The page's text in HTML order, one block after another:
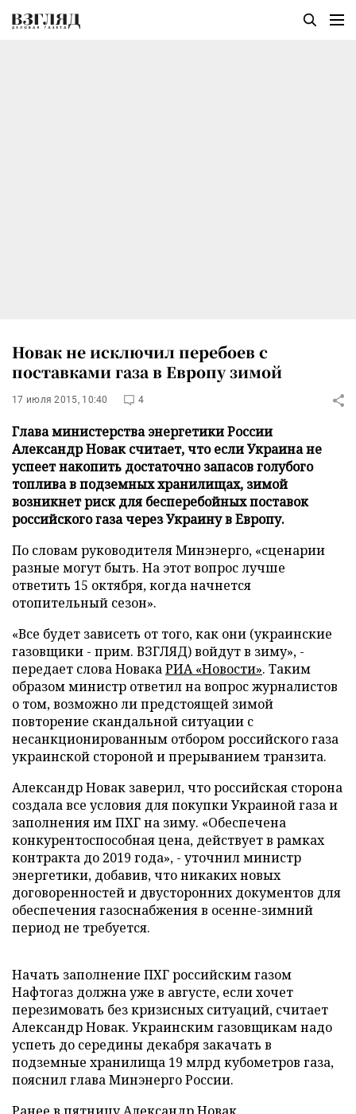
Новак не исключил перебоев с
поставками газа в Европу зимой
17 июля 2015, 10:40 4
Глава министерства энергетики России
Александр Новак считает, что если Украина не
успеет накопить достаточно запасов голубого
топлива в подземных хранилищах, зимой
возникнет риск для бесперебойных поставок
российского газа через Украину в Европу.
По словам руководителя Минэнерго, «сценарии
разные могут быть. На этот вопрос лучше
ответить 15 октября, когда начнется
отопительный сезон».
«Все будет зависеть от того, как они (украинские
газовщики - прим. ВЗГЛЯД) войдут в зиму», -
передает слова НовакаРИА «Новости». Таким
образом министр ответил на вопрос журналистов
о том, возможно ли предстоящей зимой
повторение скандальной ситуации с
несанкционированным отбором российского газа
украинской стороной и прерыванием транзита.
Александр Новак заверил, что российская сторона
создала все условия для покупки Украиной газа и
заполнения им ПХГ на зиму. «Обеспечена
конкурентоспособная цена, действует в рамках
контракта до 2019 года», - уточнил министр
энергетики, добавив, что никаких новых
договоренностей и двусторонних документов для
обеспечения газоснабжения в осенне-зимний
период не требуется.
Начать заполнение ПХГ российским газом
Нафтогаз должна уже в августе, если хочет
перезимовать без кризисных ситуаций, считает
Александр Новак. Украинским газовщикам надо
успеть до середины декабря закачать в
подземные хранилища 19 млрд кубометров газа,
пояснил глава Минэнерго России.